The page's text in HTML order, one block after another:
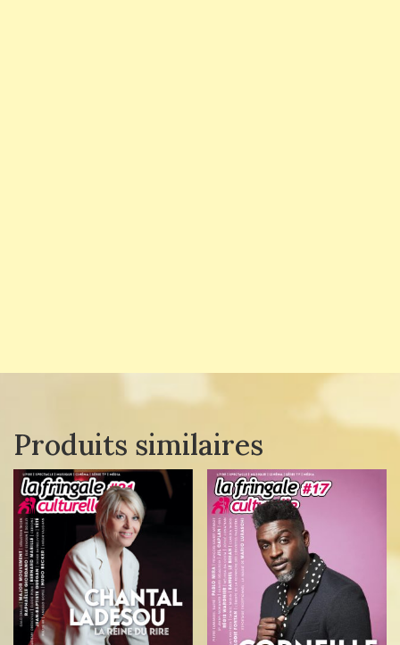
Produits similaires